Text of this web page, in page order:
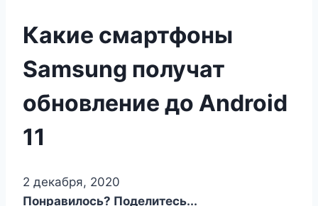
Какие смартфоны
Samsung получат
обновление до Android
11
2 декабря, 2020
Понравилось? Поделитесь...